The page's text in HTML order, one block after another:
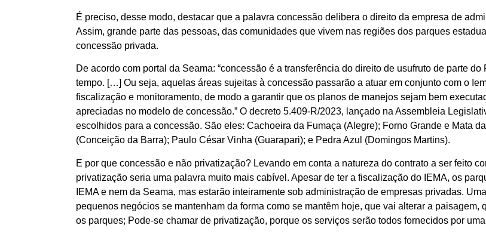
É preciso, desse modo, destacar que a palavra concessão delibera o direito da empresa de
Assim, grande parte das pessoas, das comunidades que vivem nas regiões dos parques
concessão privada.
De acordo com portal da Seama: “concessão é a transferência do direito de usufruto de parte
tempo. […] Ou seja, aquelas áreas sujeitas à concessão passarão a atuar em conjunto com o
fiscalização e monitoramento, de modo a garantir que os planos de manejos sejam bem
apreciadas no modelo de concessão.” O decreto 5.409-R/2023, lançado na Assembleia
escolhidos para a concessão. São eles: Cachoeira da Fumaça (Alegre); Forno Grande e Mata
(Conceição da Barra); Paulo César Vinha (Guarapari); e Pedra Azul (Domingos Martins).
E por que concessão e não privatização? Levando em conta a natureza do contrato a ser feito
privatização seria uma palavra muito mais cabível. Apesar de ter a fiscalização do IEMA, os
IEMA e nem da Seama, mas estarão inteiramente sob administração de empresas privadas.
pequenos negócios se mantenham da forma como se mantêm hoje, que vai alterar a
os parques; Pode-se chamar de privatização, porque os serviços serão todos fornecidos por